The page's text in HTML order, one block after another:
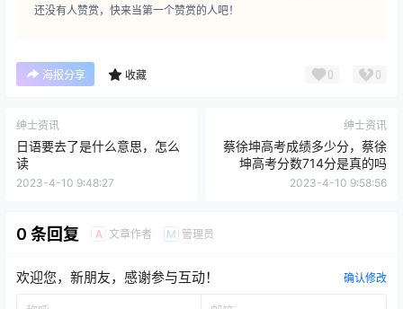
还没有人赞赏，快来当第一个赞赏的人吧！
海报分享 收藏 0 0
绅士资讯
日语要去了是什么意思，怎么
读
2023-4-10 9:48:27
绅士资讯
蔡徐坤高考成绩多少分，蔡徐
坤高考分数714分是真的吗
2023-4-10 9:58:56
0 条回复 A 文章作者 M 管理员
欢迎您，新朋友，感谢参与互动！ 确认修改